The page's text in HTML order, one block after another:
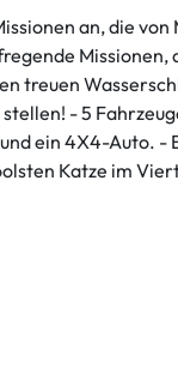
an, die von
Missionen,
treuen
- 5
ein 4X4-Auto. -
Katze im